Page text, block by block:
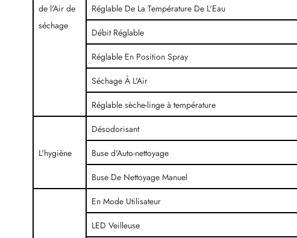
de l'Air de
séchage
Réglable De La Température De L'Eau
Débit Réglable
Réglable En Position Spray
Séchage À L'Air
Réglable sèche-linge à température
L'hygiène
Désodorisant
Buse d'Auto-nettoyage
Buse De Nettoyage Manuel
En Mode Utilisateur
LED Veilleuse